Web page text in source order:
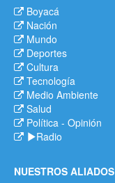
Boyacá
Nación
Mundo
Deportes
Cultura
Tecnología
Medio Ambiente
Salud
Política - Opinión
Radio
NUESTROS ALIADOS